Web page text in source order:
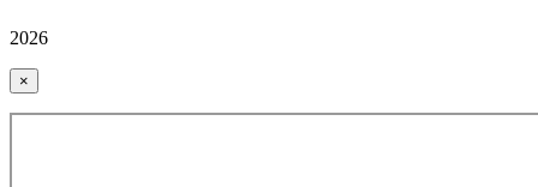
2026
×